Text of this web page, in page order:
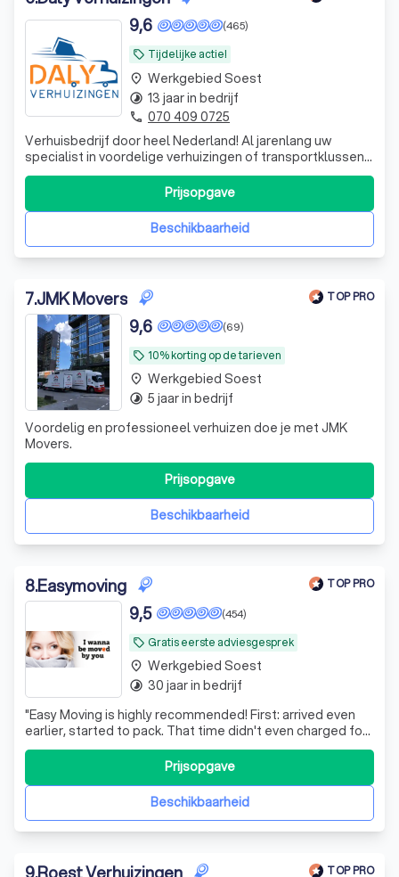
local_offer Tijdelijke actie!
(465)
9,6
Verhuisbedrijf door heel Nederland! Al jarenlang uw
specialist in voordelige verhuizingen of transportklussen
door heel Nederland. Onze missie is om u volledig te
ontzorgen van uw verhuizing. Hierbij staat u als klant
centraal, waarbij wij uw wensen onze prioriteit zijn. Vraag
vrijblijvend uw prijs
Beschikbaarheid
Prijsopgave
place Werkgebied Soest
timelapse 13 jaar in bedrijf
phone 070 409 0725
7.JMK Movers TOP PRO
local_offer 10% korting op de tarieven
(69)
9,6
Voordelig en professioneel verhuizen doe je met JMK
Movers.
Beschikbaarheid
Prijsopgave
place Werkgebied Soest
timelapse 5 jaar in bedrijf
8.Easymoving TOP PRO
local_offer Gratis eerste adviesgesprek
(454)
9,5
"Easy Moving is highly recommended! First: arrived even
earlier, started to pack. That time didn't even charged for
us! That is very nice! Second: All was very quick and
date, to check if we are fine or need extra help!
Beschikbaarheid
Prijsopgave
place Werkgebied Soest
timelapse 30 jaar in bedrijf
9.Roest Verhuizingen TOP PRO